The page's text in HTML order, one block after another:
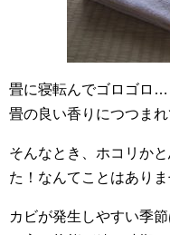
畳に寝転んでゴロゴロ…
畳の良い香りにつつま
そんなとき、ホコリか
た！なんてことはあり
カビが発生しやすい季